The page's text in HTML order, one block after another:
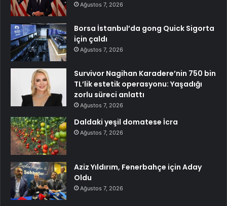
Ağustos 7, 2026
Borsa İstanbul’da gong Quick Sigorta
için çaldı
Ağustos 7, 2026
Survivor Nagihan Karadere’nin 750 bin
TL’lik estetik operasyonu: Yaşadığı
zorlu süreci anlattı
Ağustos 7, 2026
Daldaki yeşil domatese İcra
Ağustos 7, 2026
Aziz Yıldırım, Fenerbahçe için Aday
Oldu
Ağustos 7, 2026